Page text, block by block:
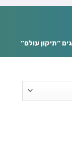
“תיקון עולם”